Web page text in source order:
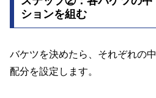
ションを組む
バケツを決めたら、それぞれの
配分を設定します。